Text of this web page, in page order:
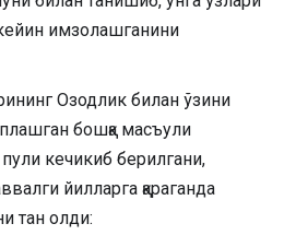
имзолашганини
Озодлик билан ўзини
бошқа масъули
кечикиб берилгани,
йилларга қараганда
тан олди: